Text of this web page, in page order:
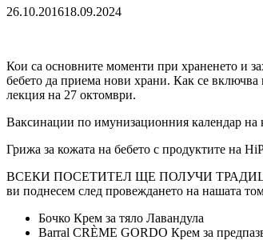
26.10.201618.09.2024
Кои са основните моменти при храненето и
бебето да приема нови храни. Как се
лекция на 27 октомври.
Ваксинации по имунизационния календар на
Грижа за кожата на бебето с продуктите на
ВСЕКИ ПОСЕТИТЕЛ ЩЕ ПОЛУЧИ
ви поднесем след провеждането на нашата
Бочко Крем за тяло Лавандула
Barral CRÈME GORDO Крем за